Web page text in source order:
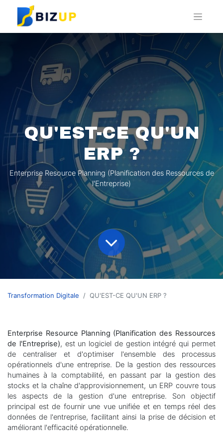
QU'EST-CE QU'UN
ERP ?
Enterprise Resource Planning (Planification des Ressources de
l'Entreprise)
Transformation Digitale QU'EST-CE QU'UN ERP ?
Enterprise Resource Planning (Planification des Ressources
de l'Entreprise), est un logiciel de gestion intégré qui permet
de centraliser et d'optimiser l'ensemble des processus
opérationnels d'une entreprise. De la gestion des ressources
humaines à la comptabilité, en passant par la gestion des
stocks et la chaîne d'approvisionnement, un ERP couvre tous
les aspects de la gestion d'une entreprise. Son objectif
principal est de fournir une vue unifiée et en temps réel des
données de l'entreprise, facilitant ainsi la prise de décision et
améliorant l'efficacité opérationnelle.